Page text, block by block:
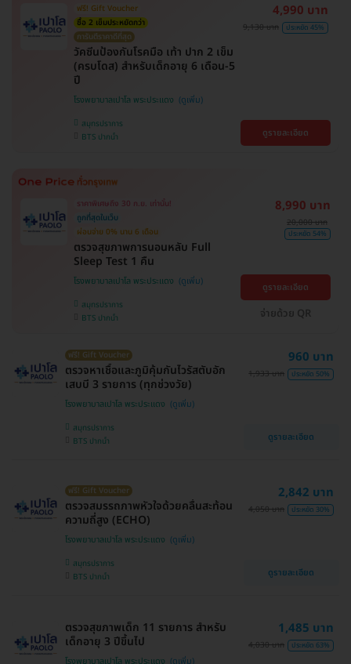
ฟรี! Gift Voucher
ซื้อ 2 เข็มประหยัดกว่า
การันตีราคาดีที่สุด
วัคซีนป้องกันโรคมือ เท้า ปาก 2 เข็ม
(ครบโดส) สำหรับเด็กอายุ 6 เดือน-5
ปี
โรงพยาบาลเปาโล พระประแดง
สมุทรปราการ
BTS ปากน้ำ
4,990 บาท
9,130 บาท ประหยัด 45%
ดูรายละเอียด
ราคาพิเศษถึง 30 ก.ย. เท่านั้น!
ถูกที่สุดในเว็บ
ผ่อนจ่าย 0% นาน 6 เดือน
ตรวจสุขภาพการนอนหลับ Full
Sleep Test 1 คืน
โรงพยาบาลเปาโล พระประแดง
สมุทรปราการ
BTS ปากน้ำ
8,990 บาท
20,000 บาท
ประหยัด 54%
ดูรายละเอียด
จ่ายด้วย QR
ฟรี! Gift Voucher
ตรวจหาเชื้อและภูมิคุ้มกันไวรัสตับอัก
เสบบี 3 รายการ (ทุกช่วงวัย)
โรงพยาบาลเปาโล พระประแดง
สมุทรปราการ
BTS ปากน้ำ
960 บาท
1,933 บาท ประหยัด 50%
ดูรายละเอียด
ฟรี! Gift Voucher
ตรวจสมรรถภาพหัวใจด้วยคลื่นสะท้อน
ความถี่สูง (ECHO)
โรงพยาบาลเปาโล พระประแดง
สมุทรปราการ
BTS ปากน้ำ
2,842 บาท
4,050 บาท ประหยัด 30%
ดูรายละเอียด
ตรวจสุขภาพเด็ก 11 รายการ สำหรับ
เด็กอายุ 3 ปีขึ้นไป
โรงพยาบาลเปาโล พระประแดง
1,485 บาท
4,030 บาท ประหยัด 63%